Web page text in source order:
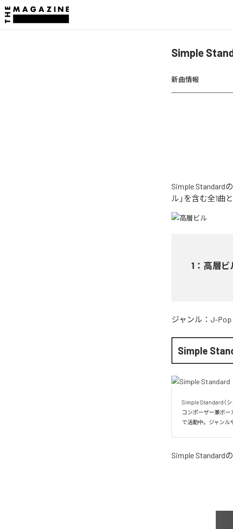
Simple
新曲情報
Simple Standard
ル」を含む全1曲
1 ： 高層ビ
ジャンル： J-Pop
Simple
Simple Standard（
コンポーザー兼ボー
で活動中。ジャンル
Simple Standard